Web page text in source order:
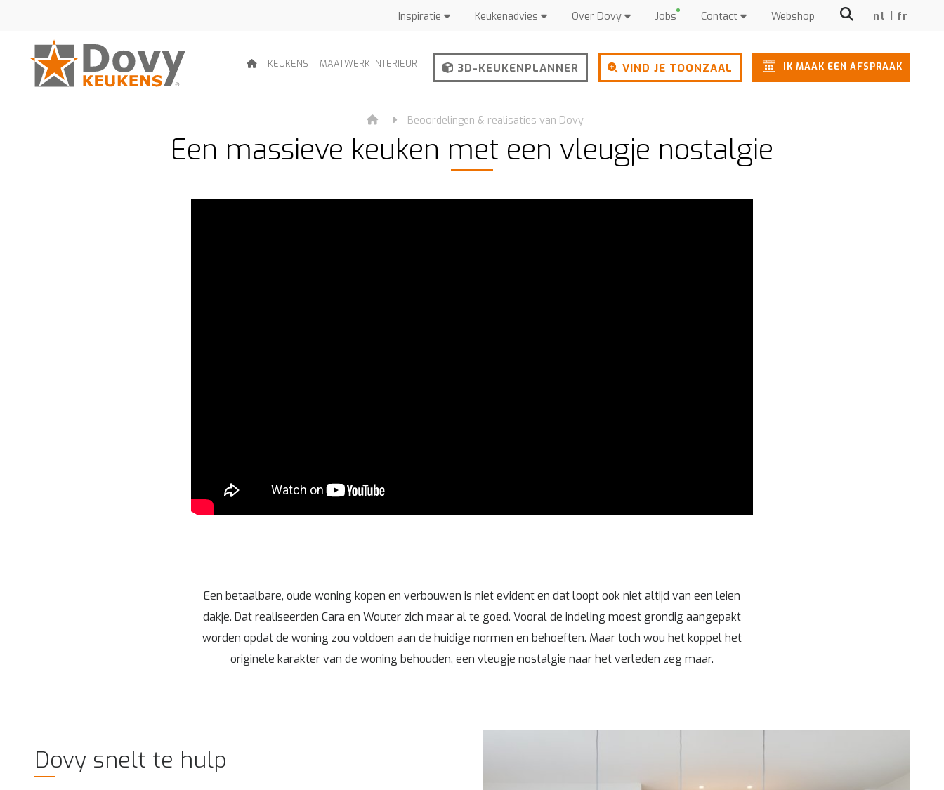
Inspiratie Keukenadvies Over Dovy Jobs Contact Webshop nl fr
KEUKENS MAATWERK INTERIEUR 3D-KEUKENPLANNER VIND JE TOONZAAL IK MAAK EEN AFSPRAAK
Beoordelingen & realisaties van Dovy
Een massieve keuken met een vleugje nostalgie
Een betaalbare, oude woning kopen en verbouwen is niet evident en dat loopt ook niet altijd van een leien
dakje. Dat realiseerden Cara en Wouter zich maar al te goed. Vooral de indeling moest grondig aangepakt
worden opdat de woning zou voldoen aan de huidige normen en behoeften. Maar toch wou het koppel het
originele karakter van de woning behouden, een vleugje nostalgie naar het verleden zeg maar.
Dovy snelt te hulp